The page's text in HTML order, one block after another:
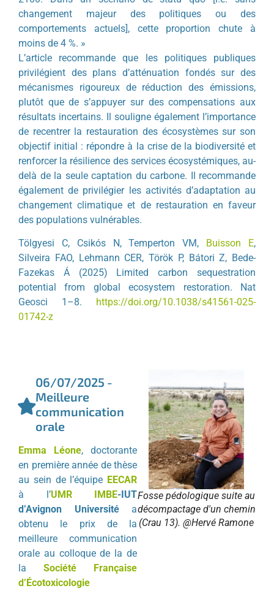
changement majeur des politiques ou des
comportements actuels], cette proportion chute à
moins de 4 %. »
L’article recommande que les politiques publiques
privilégient des plans d’atténuation fondés sur des
mécanismes rigoureux de réduction des émissions,
plutôt que de s’appuyer sur des compensations aux
résultats incertains. Il souligne également l’importance
de recentrer la restauration des écosystèmes sur son
objectif initial : répondre à la crise de la biodiversité et
renforcer la résilience des services écosystémiques, au-
delà de la seule captation du carbone. Il recommande
également de privilégier les activités d’adaptation au
changement climatique et de restauration en faveur
des populations vulnérables.
Tölgyesi C, Csikós N, Temperton VM, Buisson E,
Silveira FAO, Lehmann CER, Török P, Bátori Z, Bede-
Fazekas Á (2025) Limited carbon sequestration
potential from global ecosystem restoration. Nat
Geosci 1–8. https://doi.org/10.1038/s41561-025-
01742-z
06/07/2025 -
Meilleure
communication
orale
Emma Léone, doctorante
en première année de thèse
au sein de l’équipe EECAR
à l’UMR IMBE-IUT
d’Avignon Universitéa
obtenu le prix de la
meilleure communication
orale au colloque de la de
la Société Française
d’Écotoxicologie
Fosse pédologique suite au
décompactage d'un chemin
(Crau 13). @Hervé Ramone